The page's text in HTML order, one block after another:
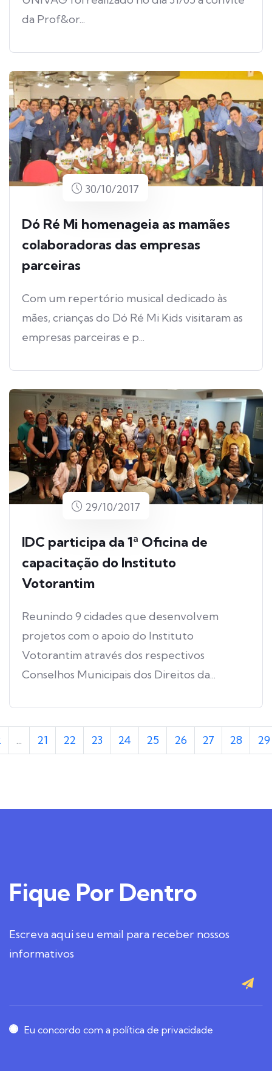
da Prof&or...
30/10/2017
Dó Ré Mi homenageia as mamães
colaboradoras das empresas
parceiras
Com um repertório musical dedicado às
mães, crianças do Dó Ré Mi Kids visitaram as
empresas parceiras e p...
29/10/2017
IDC participa da 1ª Oficina de
capacitação do Instituto
Votorantim
Reunindo 9 cidades que desenvolvem
projetos com o apoio do Instituto
Votorantim através dos respectivos
Conselhos Municipais dos Direitos da...
... 21 22 23 24 25 26 27 28 29
Fique Por Dentro
Escreva aqui seu email para receber nossos
informativos
Eu concordo com a política de privacidade